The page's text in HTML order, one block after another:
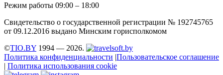
Режим работы 09:00 – 18:00
Свидетельство о государственной регистрации № 192745765
от 09.12.2016 выдано Минским горисполкомом
©TIO.BY 1994 — 2026.
Политика конфиденциальности |Пользовательское соглашение
| Политика использования cookie